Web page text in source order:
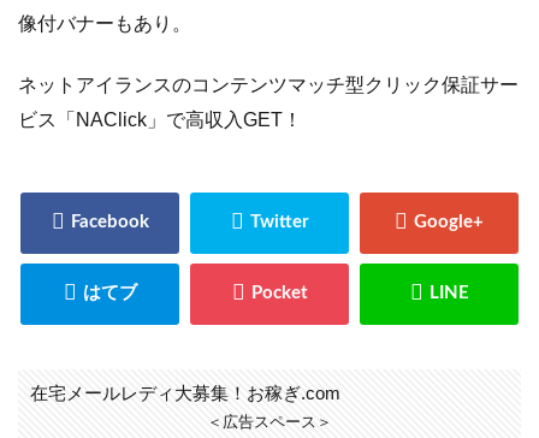
像付バナーもあり。
ネットアイランスのコンテンツマッチ型クリック保証サー
ビス「NAClick」で高収入GET！
在宅メールレディ大募集！お稼ぎ.com
＜広告スペース＞